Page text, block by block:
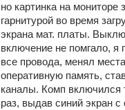
но картинка на мониторе
гарнитурой во время
экрана мат. платы.
включение не помгало, я
все провода, менял
оперативную память,
каналы. Комп включился
раз, выдав синий экран